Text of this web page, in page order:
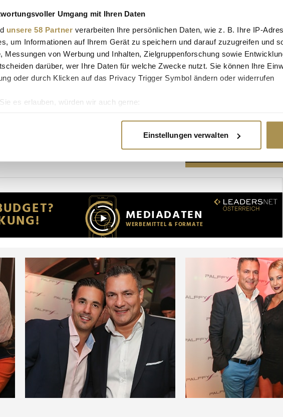
Umgang mit Ihren Daten
unsere 58 Partner verarbeiten Ihre persönlichen Daten, wie z. B. Ihre IP-
um Informationen auf Ihrem Gerät zu speichern und darauf zuzugreifen und
Messungen von Werbung und Inhalten, Zielgruppenforschung sowie
darüber, wer Ihre Daten für welche Zwecke nutzt. Sie können Ihre
oder durch Klicken auf das Privacy Trigger Symbol ändern oder widerrufen
es erlauben, würden wir auch gerne:
Sie mehr darüber, wie Ihre persönlichen Daten verarbeitet werden, und legen
Cookies, um Inhalte und Anzeigen zu personalisieren, Funktionen für
an unsere Partner für soziale Medien, Werbung und Analysen weiter. Unsere
mit weiteren Daten zusammen, die Sie ihnen bereitgestellt haben oder
gesammelt haben.
Einstellungen verwalten
Advertisement